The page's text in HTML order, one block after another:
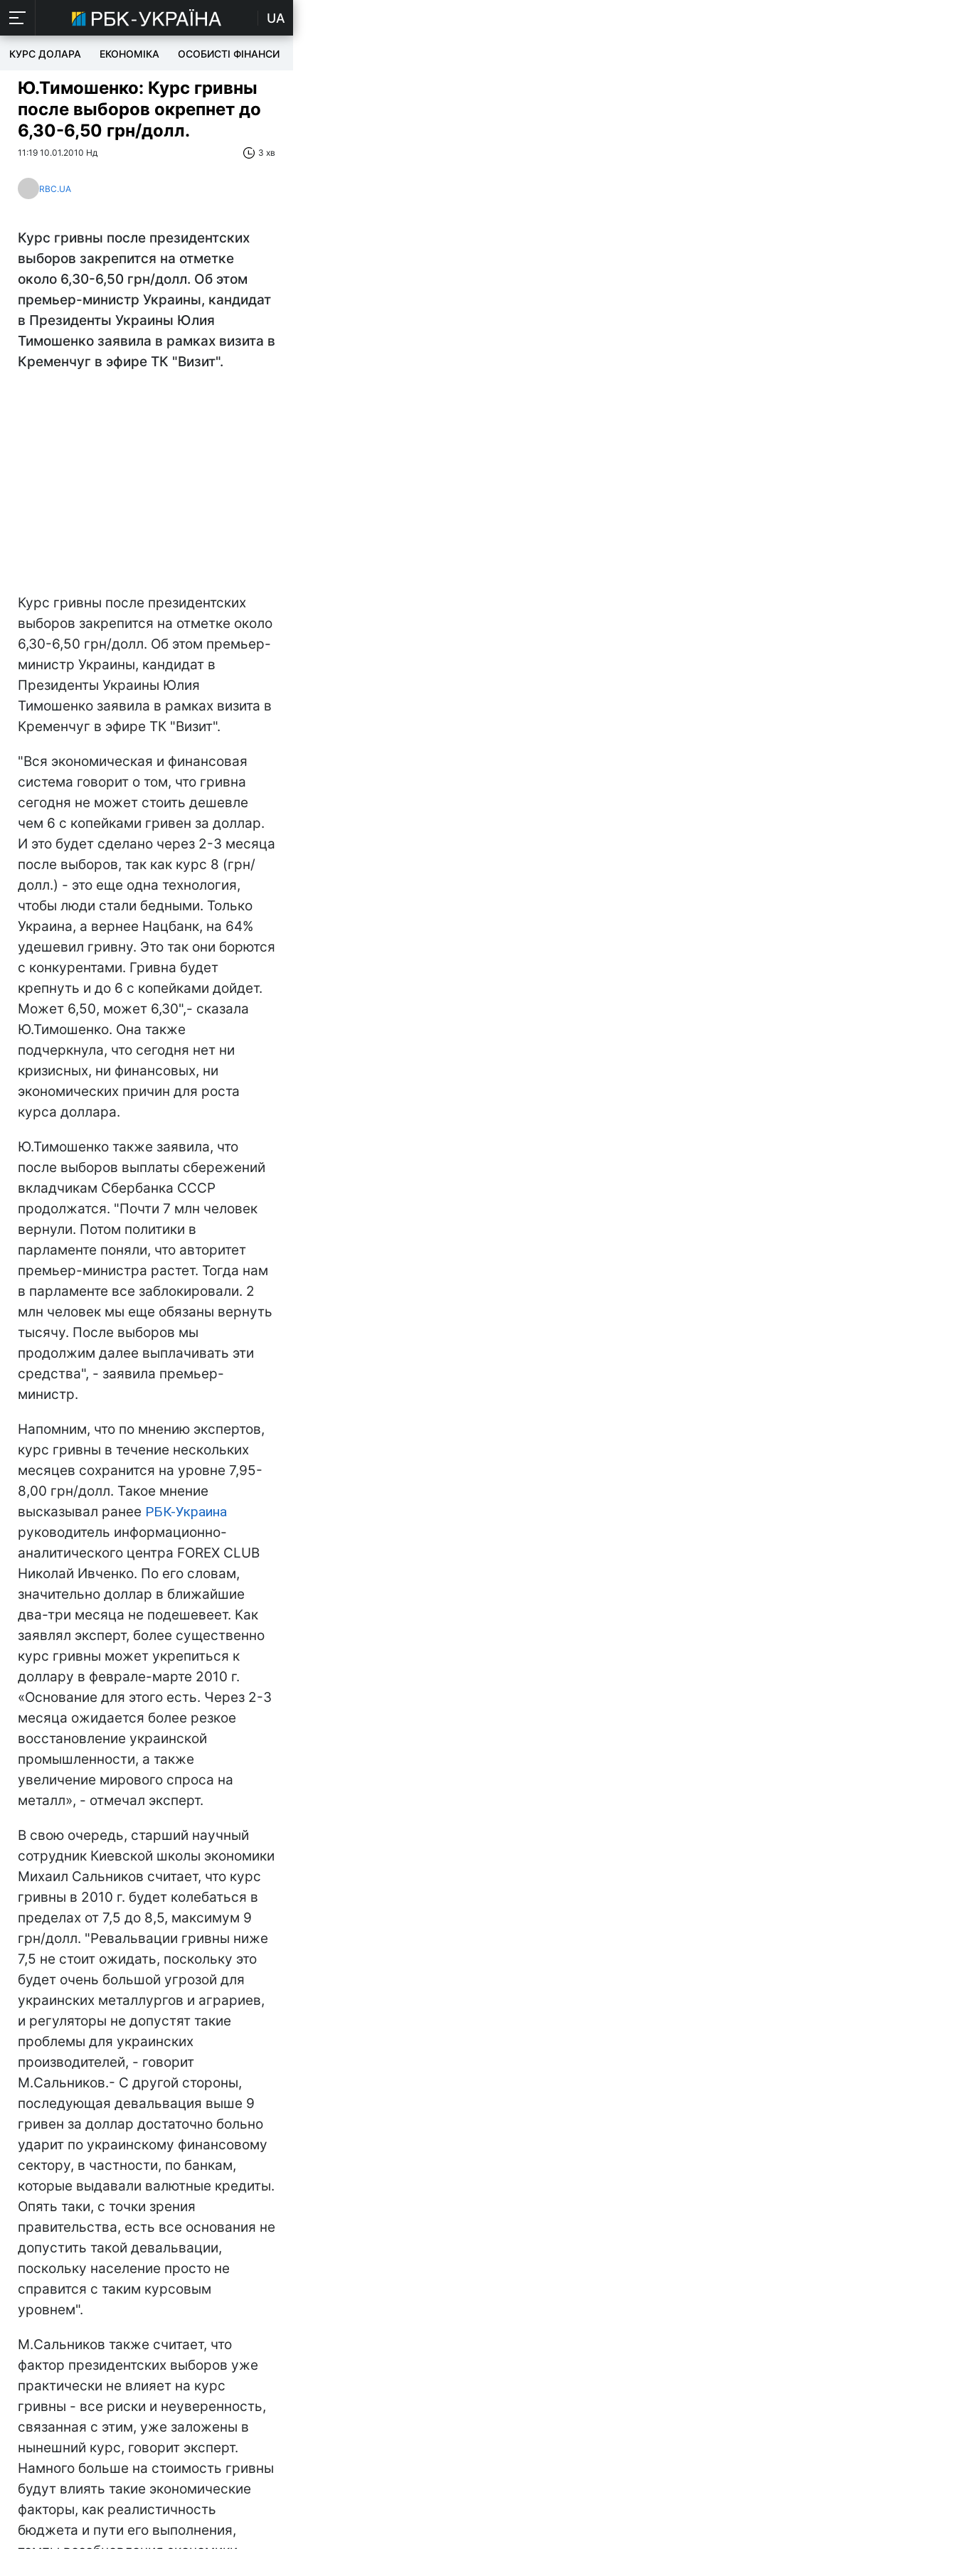
UA
КУРС ДОЛАРА ЕКОНОМІКА ОСОБИСТІ ФІНАНСИ
Ю.Тимошенко: Курс гривны
после выборов окрепнет до
6,30-6,50 грн/долл.
11:19 10.01.2010 Нд 3 хв
RBC.UA
Курс гривны после президентских
выборов закрепится на отметке
около 6,30-6,50 грн/долл. Об этом
премьер-министр Украины, кандидат
в Президенты Украины Юлия
Тимошенко заявила в рамках визита в
Кременчуг в эфире ТК "Визит".
Курс гривны после президентских
выборов закрепится на отметке около
6,30-6,50 грн/долл. Об этом премьер-
министр Украины, кандидат в
Президенты Украины Юлия
Тимошенко заявила в рамках визита в
Кременчуг в эфире ТК "Визит".
"Вся экономическая и финансовая
система говорит о том, что гривна
сегодня не может стоить дешевле
чем 6 с копейками гривен за доллар.
И это будет сделано через 2-3 месяца
после выборов, так как курс 8 (грн/
долл.) - это еще одна технология,
чтобы люди стали бедными. Только
Украина, а вернее Нацбанк, на 64%
удешевил гривну. Это так они борются
с конкурентами. Гривна будет
крепнуть и до 6 с копейками дойдет.
Может 6,50, может 6,30",- сказала
Ю.Тимошенко. Она также
подчеркнула, что сегодня нет ни
кризисных, ни финансовых, ни
экономических причин для роста
курса доллара.
Ю.Тимошенко также заявила, что
после выборов выплаты сбережений
вкладчикам Сбербанка СССР
продолжатся. "Почти 7 млн человек
вернули. Потом политики в
парламенте поняли, что авторитет
премьер-министра растет. Тогда нам
в парламенте все заблокировали. 2
млн человек мы еще обязаны вернуть
тысячу. После выборов мы
продолжим далее выплачивать эти
средства", - заявила премьер-
министр.
Напомним, что по мнению экспертов,
курс гривны в течение нескольких
месяцев сохранится на уровне 7,95-
8,00 грн/долл. Такое мнение
высказывал ранее РБК-Украина
руководитель информационно-
аналитического центра FOREX CLUB
Николай Ивченко. По его словам,
значительно доллар в ближайшие
два-три месяца не подешевеет. Как
заявлял эксперт, более существенно
курс гривны может укрепиться к
доллару в феврале-марте 2010 г.
«Основание для этого есть. Через 2-3
месяца ожидается более резкое
восстановление украинской
промышленности, а также
увеличение мирового спроса на
металл», - отмечал эксперт.
В свою очередь, старший научный
сотрудник Киевской школы экономики
Михаил Сальников считает, что курс
гривны в 2010 г. будет колебаться в
пределах от 7,5 до 8,5, максимум 9
грн/долл. "Ревальвации гривны ниже
7,5 не стоит ожидать, поскольку это
будет очень большой угрозой для
украинских металлургов и аграриев,
и регуляторы не допустят такие
проблемы для украинских
производителей, - говорит
М.Сальников.- С другой стороны,
последующая девальвация выше 9
гривен за доллар достаточно больно
ударит по украинскому финансовому
сектору, в частности, по банкам,
которые выдавали валютные кредиты.
Опять таки, с точки зрения
правительства, есть все основания не
допустить такой девальвации,
поскольку население просто не
справится с таким курсовым
уровнем".
М.Сальников также считает, что
фактор президентских выборов уже
практически не влияет на курс
гривны - все риски и неуверенность,
связанная с этим, уже заложены в
нынешний курс, говорит эксперт.
Намного больше на стоимость гривны
будут влиять такие экономические
факторы, как реалистичность
бюджета и пути его выполнения,